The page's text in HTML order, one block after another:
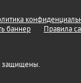
баннер Правила
защищены.